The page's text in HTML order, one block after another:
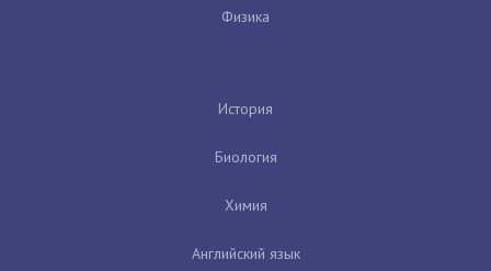
Физика
История
Биология
Химия
Английский язык